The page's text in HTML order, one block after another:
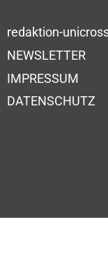
redaktion-
NEWSLETTER
IMPRESSUM
DATENSCHUTZ